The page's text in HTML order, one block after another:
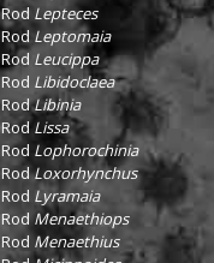
Rod Lepteces
Rod Leptomaia
Rod Leucippa
Rod Libidoclaea
RodLibinia
RodLissa
Rod Lophorochinia
RodLoxorhynchus
Rod Lyramaia
RodMenaethiops
Rod Menaethius